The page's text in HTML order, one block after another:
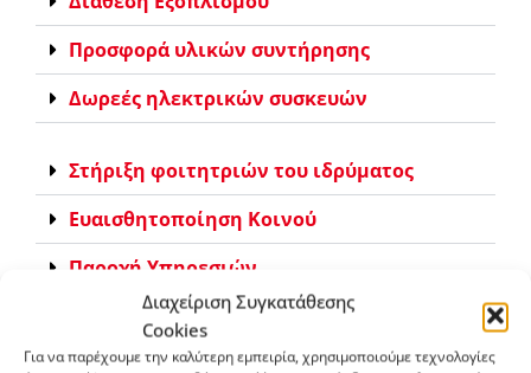
Διαχείριση Συγκατάθεσης
Cookies
Για να παρέχουμε την καλύτερη εμπειρία, χρησιμοποιούμε τεχνολογίες
Προσφορά υλικών συντήρησης
Δωρεές ηλεκτρικών συσκευών
Στήριξη φοιτητριών του ιδρύματος
Ευαισθητοποίηση Κοινού
Παροχή Υπηρεσιών
Διοργάνωση εκδηλώσεων μέσω του
ιδρύματος